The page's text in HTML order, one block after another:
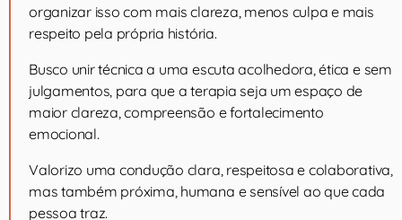
organizar isso com mais clareza, menos culpa e mais
respeito pela própria história.
Busco unir técnica a uma escuta acolhedora, ética e sem
julgamentos, para que a terapia seja um espaço de
maior clareza, compreensão e fortalecimento
emocional.
Valorizo uma condução clara, respeitosa e colaborativa,
mas também próxima, humana e sensível ao que cada
pessoa traz.